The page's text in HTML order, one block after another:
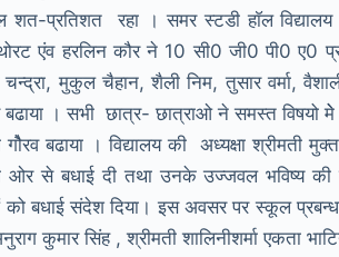
शत-प्रतिशत रहा । समर स्टडी हाॅल
एंव हरलिन कौर ने 10 सी0 जी0 पी0 ए0
मुकुल चैहान, शैली निम, तुसार वर्मा,
बढाया । सभी छात्र- छात्राओ ने समस्त
गोैरव बढाया । विद्यालय की अध्यक्षा श्रीमती
से बधाई दी तथा उनके उज्जवल भविष्य की
को बधाई संदेश दिया। इस अवसर पर स्कूल
कुमार सिंह , श्रीमती शालिनीशर्मा एकता